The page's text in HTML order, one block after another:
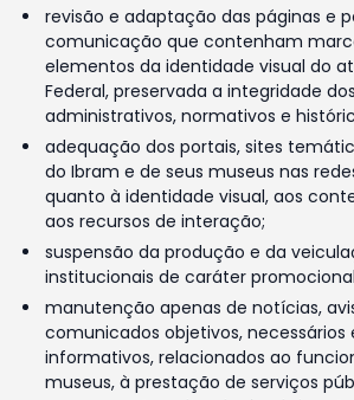
revisão e adaptação das páginas e
comunicação que contenham
elementos da identidade visual do
Federal, preservada a integridade
administrativos, normativos e
adequação dos portais, sites
do Ibram e de seus museus nas
quanto à identidade visual, aos
aos recursos de interação;
suspensão da produção e da
institucionais de caráter
manutenção apenas de notícias,
comunicados objetivos,
informativos, relacionados ao
museus, à prestação de serviços